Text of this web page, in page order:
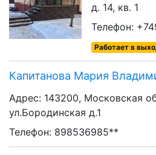
д. 14, кв. 1
Телефон:
Работает в
Капитанова Мария
Адрес: 143200, Московская
ул.Бородинская д.1
Телефон: 898536985**